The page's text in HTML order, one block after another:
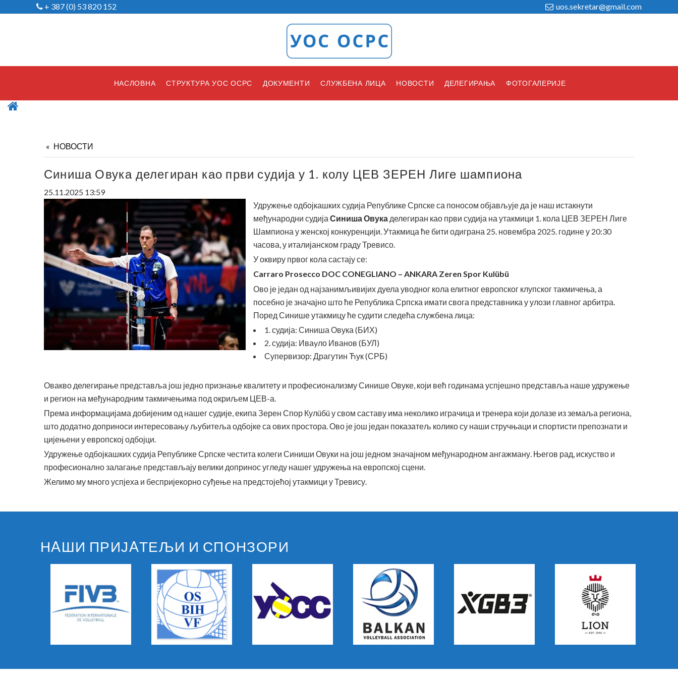
+ 387 (0) 53 820 152 uos.sekretar@gmail.com
НАСЛОВНА СТРУКТУРА УОС ОСРС ДОКУМЕНТИ СЛУЖБЕНА ЛИЦА НОВОСТИ ДЕЛЕГИРАЊА ФОТОГАЛЕРИЈЕ
НОВОСТИ
Синиша Овука делегиран као први судија у 1. колу ЦЕВ ЗЕРЕН Лиге шампиона
25.11.2025 13:59
Удружење одбојкашких судија Републике Српске са поносом објављује да је наш истакнути
међународни судија Синиша Овука делегиран као први судија на утакмици 1. кола ЦЕВ ЗЕРЕН Лиге
Шампиона у женској конкуренцији. Утакмица ће бити одиграна 25. новембра 2025. године у 20:30
часова, у италијанском граду Тревисо.
У оквиру првог кола састају се:
Carraro Prosecco DOC CONEGLIANO – ANKARA Zeren Spor Kulübü
Ово је један од најзанимљивијих дуела уводног кола елитног европског клупског такмичења, а
посебно је значајно што ће Република Српска имати свога представника у улози главног арбитра.
Поред Синише утакмицу ће судити следећа службена лица:
1. судија: Синиша Овука (БИХ)
2. судија: Иваyло Иванов (БУЛ)
Супервизор: Драгутин Ћук (СРБ)
Овакво делегирање представља још једно признање квалитету и професионализму Синише Овуке, који већ годинама успјешно представља наше удружење
и регион на међународним такмичењима под окриљем ЦЕВ-а.
Према информацијама добијеним од нашег судије, екипа Зерен Спор Кулüбü у свом саставу има неколико играчица и тренера који долазе из земаља региона,
што додатно доприноси интересовању љубитеља одбојке са ових простора. Ово је још један показатељ колико су наши стручњаци и спортисти препознати и
цијењени у европској одбојци.
Удружење одбојкашких судија Републике Српске честита колеги Синиши Овуки на још једном значајном међународном ангажману. Његов рад, искуство и
професионално залагање представљају велики допринос угледу нашег удружења на европској сцени.
Желимо му много успјеха и беспријекорно суђење на предстојећој утакмици у Тревису.
НAШИ ПРИЈAТЕЉИ И СПОНЗОРИ